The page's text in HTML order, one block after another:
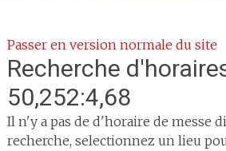
Passer en version normale du site
Recherche
50,252:4,68
Il n'y a pas de d'horaire de messe
recherche, selectionnez un lieu